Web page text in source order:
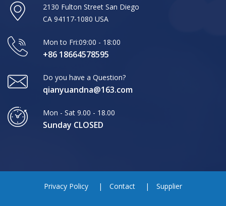
2130 Fulton Street San Diego
CA 94117-1080 USA
Mon to Fri:09:00 - 18:00
+86 18664578595
Do you have a Question?
qianyuandna@163.com
Mon - Sat 9.00 - 18.00
Sunday CLOSED
Privacy Policy Contact Supplier